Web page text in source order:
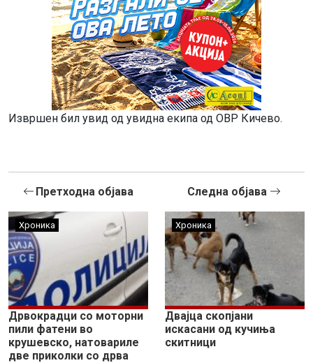
Извршен бил увид од увидна екипа од ОВР Кичево.
Претходна објава
Хроника
Дрвокрадци со моторни
пили фатени во
крушевско, натовариле
две приколки со дрва
Следна објава
Хроника
Двајца скопјани
искасани од кучиња
скитници